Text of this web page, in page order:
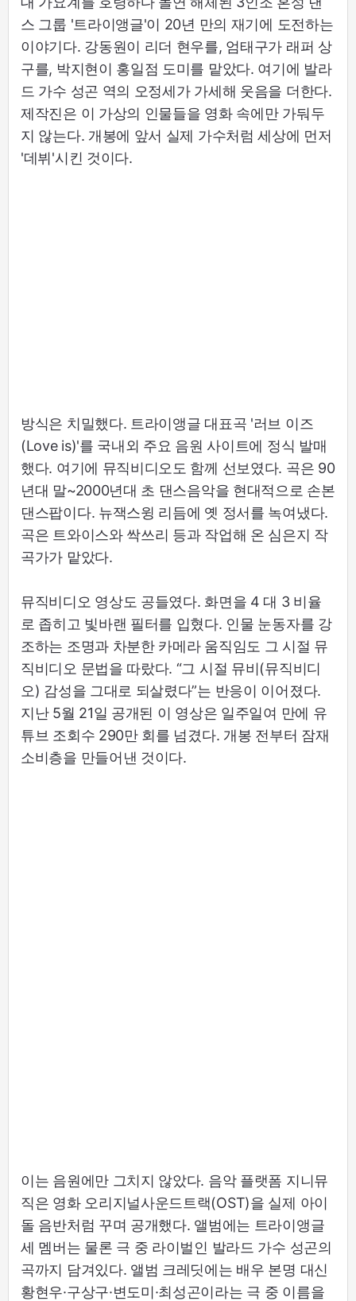
스 그룹 '트라이앵글'이 20년 만의 재기에 도전하는
이야기다. 강동원이 리더 현우를, 엄태구가 래퍼 상
구를, 박지현이 홍일점 도미를 맡았다. 여기에 발라
드 가수 성곤 역의 오정세가 가세해 웃음을 더한다.
제작진은 이 가상의 인물들을 영화 속에만 가둬두
지 않는다. 개봉에 앞서 실제 가수처럼 세상에 먼저
'데뷔'시킨 것이다.
방식은 치밀했다. 트라이앵글 대표곡 '러브 이즈
(Love is)'를 국내외 주요 음원 사이트에 정식 발매
했다. 여기에 뮤직비디오도 함께 선보였다. 곡은 90
년대 말~2000년대 초 댄스음악을 현대적으로 손본
댄스팝이다. 뉴잭스윙 리듬에 옛 정서를 녹여냈다.
곡은 트와이스와 싹쓰리 등과 작업해 온 심은지 작
곡가가 맡았다.
뮤직비디오 영상도 공들였다. 화면을 4 대 3 비율
로 좁히고 빛바랜 필터를 입혔다. 인물 눈동자를 강
조하는 조명과 차분한 카메라 움직임도 그 시절 뮤
직비디오 문법을 따랐다. “그 시절 뮤비(뮤직비디
오) 감성을 그대로 되살렸다”는 반응이 이어졌다.
지난 5월 21일 공개된 이 영상은 일주일여 만에 유
튜브 조회수 290만 회를 넘겼다. 개봉 전부터 잠재
소비층을 만들어낸 것이다.
이는 음원에만 그치지 않았다. 음악 플랫폼 지니뮤
직은 영화 오리지널사운드트랙(OST)을 실제 아이
돌 음반처럼 꾸며 공개했다. 앨범에는 트라이앵글
세 멤버는 물론 극 중 라이벌인 발라드 가수 성곤의
곡까지 담겨있다. 앨범 크레딧에는 배우 본명 대신
황현우·구상구·변도미·최성곤이라는 극 중 이름을